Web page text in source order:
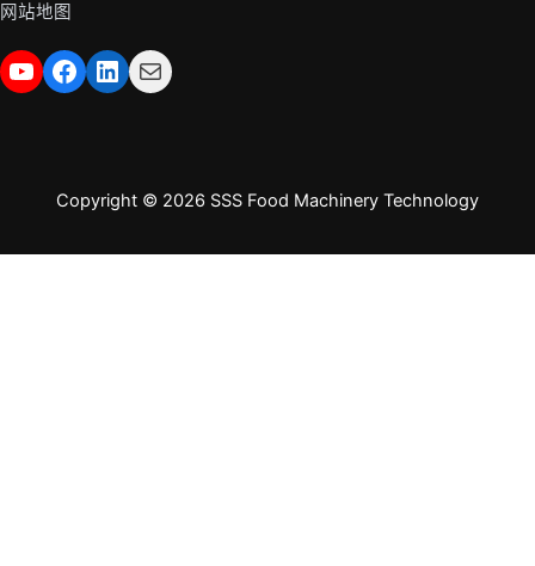
网站地图
YouTube
在 Facebook 上 LinkedIn
邮件
Copyright © 2026 SSS Food Machinery Technology